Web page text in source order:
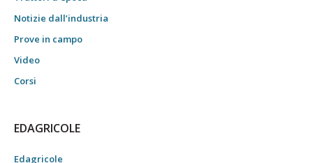
Notizie dall’industria
Prove in campo
Video
Corsi
EDAGRICOLE
Edagricole